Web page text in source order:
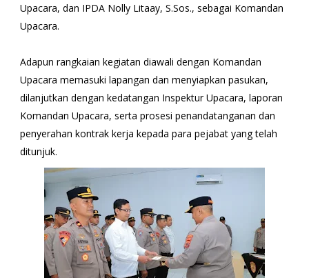
Upacara, dan IPDA Nolly Litaay, S.Sos., sebagai Komandan
Upacara.
Adapun rangkaian kegiatan diawali dengan Komandan
Upacara memasuki lapangan dan menyiapkan pasukan,
dilanjutkan dengan kedatangan Inspektur Upacara, laporan
Komandan Upacara, serta prosesi penandatanganan dan
penyerahan kontrak kerja kepada para pejabat yang telah
ditunjuk.